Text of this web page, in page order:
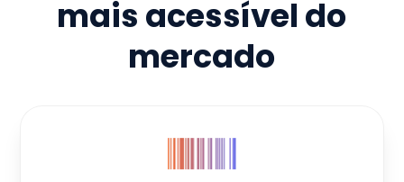
mais acessível do
mercado